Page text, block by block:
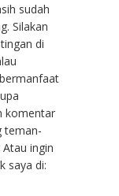
sudah
Silakan
di
komentar
teman-
ingin
saya di: